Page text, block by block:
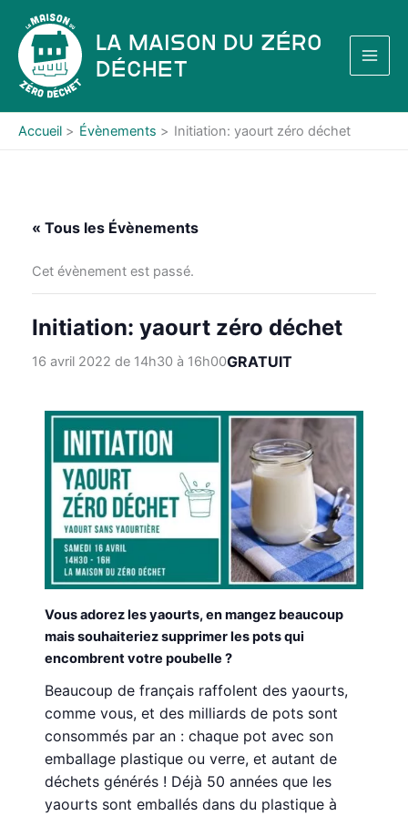
contenu
La Maison du Zéro
Déchet
Accueil Évènements Initiation: yaourt zéro déchet
« Tous les Évènements
Cet évènement est passé.
Initiation: yaourt zéro déchet
16 avril 2022 de 14h30à 16h00GRATUIT
Vous adorez les yaourts, en mangez beaucoup
mais souhaiteriez supprimer les pots qui
encombrent votre poubelle ?
Beaucoup de français raffolent des yaourts,
comme vous, et des milliards de pots sont
consommés par an : chaque pot avec son
emballage plastique ou verre, et autant de
déchets générés ! Déjà 50 années que les
yaourts sont emballés dans du plastique à